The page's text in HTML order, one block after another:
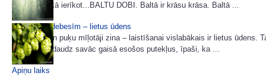
pastāstīšu kā ierīkot...BALTU DOBI. Baltā ir krāsu krāsa. Baltā ...
Dāvana no debesīm – lietus ūdens
Visi dārzu un puķu mīļotāji zina – laistīšanai vislabākais ir lietus ūdens.
uz zemi, nedaudz savāc gaisā esošos putekļus, īpaši, ka ...
Apiņu laiks